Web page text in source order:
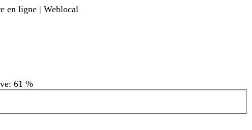
en ligne | Weblocal
61 %